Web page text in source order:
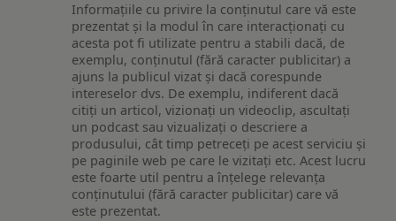
Informațiile cu privire la conținutul care vă este
prezentat și la modul în care interacționați cu
acesta pot fi utilizate pentru a stabili dacă, de
exemplu, conținutul (fără caracter publicitar) a
ajuns la publicul vizat și dacă corespunde
intereselor dvs. De exemplu, indiferent dacă
citiți un articol, vizionați un videoclip, ascultați
un podcast sau vizualizați o descriere a
produsului, cât timp petreceți pe acest serviciu și
pe paginile web pe care le vizitați etc. Acest lucru
este foarte util pentru a înțelege relevanța
conținutului (fără caracter publicitar) care vă
este prezentat.